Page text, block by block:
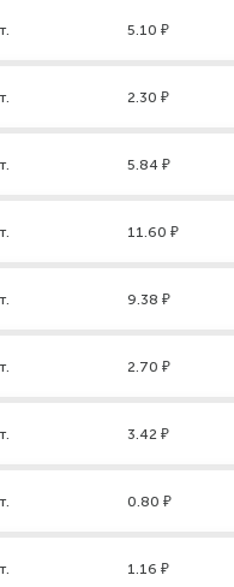
5.10 ₽
2.30 ₽
5.84 ₽
11.60 ₽
9.38 ₽
2.70 ₽
3.42 ₽
0.80 ₽
1.16 ₽